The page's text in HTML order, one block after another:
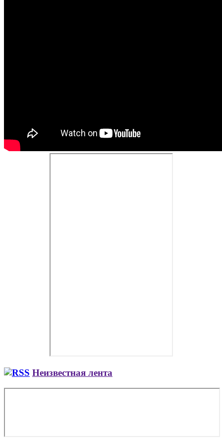
Неизвестная лента